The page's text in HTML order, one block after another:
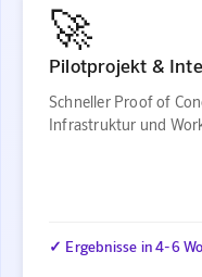
🚀
Pilotprojekt &
Schneller Proof of
Infrastruktur und
✓ Ergebnisse in 4-6